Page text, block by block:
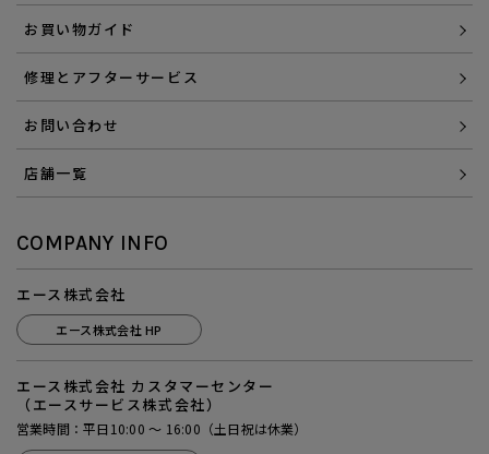
お買い物ガイド
修理とアフターサービス
お問い合わせ
店舗一覧
COMPANY INFO
エース株式会社
エース株式会社 HP
エース株式会社 カスタマーセンター
（エースサービス株式会社）
営業時間：平日10:00 ～ 16:00（土日祝は休業）